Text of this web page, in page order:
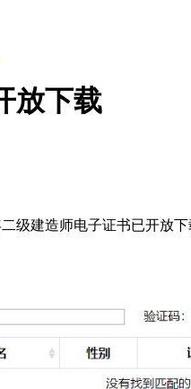
放下载
建造师电子证书已开放下